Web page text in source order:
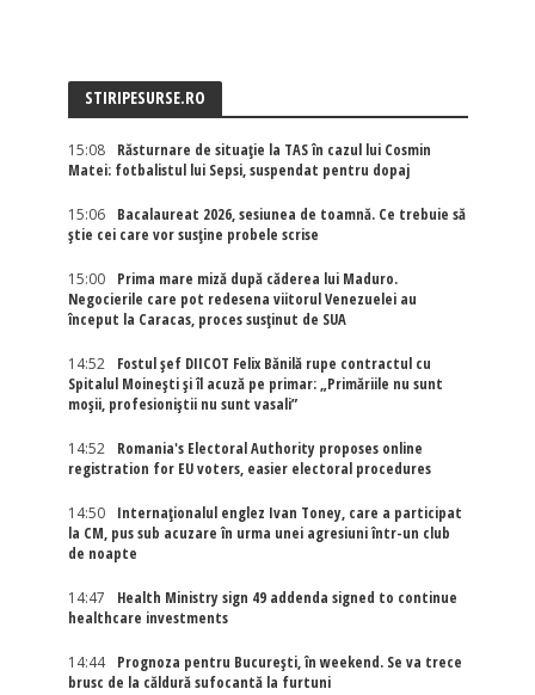
STIRIPESURSE.RO
15:08
Răsturnare de situație la TAS în cazul lui Cosmin
Matei: fotbalistul lui Sepsi, suspendat pentru dopaj
15:06
Bacalaureat 2026, sesiunea de toamnă. Ce trebuie să
știe cei care vor susține probele scrise
15:00
Prima mare miză după căderea lui Maduro.
Negocierile care pot redesena viitorul Venezuelei au
început la Caracas, proces susținut de SUA
14:52
Fostul șef DIICOT Felix Bănilă rupe contractul cu
Spitalul Moinești și îl acuză pe primar: „Primăriile nu sunt
moșii, profesioniștii nu sunt vasali”
14:52
Romania's Electoral Authority proposes online
registration for EU voters, easier electoral procedures
14:50
Internaţionalul englez Ivan Toney, care a participat
la CM, pus sub acuzare în urma unei agresiuni într-un club
de noapte
14:47
Health Ministry sign 49 addenda signed to continue
healthcare investments
14:44
Prognoza pentru București, în weekend. Se va trece
brusc de la căldură sufocantă la furtuni